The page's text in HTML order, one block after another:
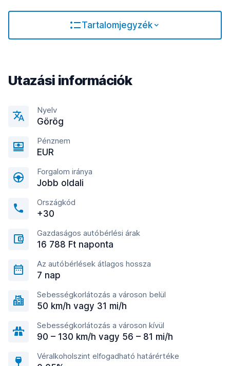
Tartalomjegyzék
Utazási információk
Nyelv
Görög
Pénznem
EUR
Forgalom iránya
Jobb oldali
Országkód
+30
Gazdaságos autóbérlési árak
16 788 Ft naponta
Az autóbérlések átlagos hossza
7 nap
Sebességkorlátozás a városon belül
50 km/h vagy 31 mi/h
Sebességkorlátozás a városon kívül
90 – 130 km/h vagy 56 – 81 mi/h
Véralkoholszint elfogadható határértéke